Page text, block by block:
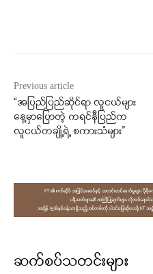
Previous article
“အပြည်ပြည်ဆိုင်ရာ လူငယ်များ
နေ့မှာပြောတဲ့ ကရင်နီပြည်က
လူငယ်တချို့ရဲ့ စကားသံများ”
ဆက်စပ်သတင်းများ